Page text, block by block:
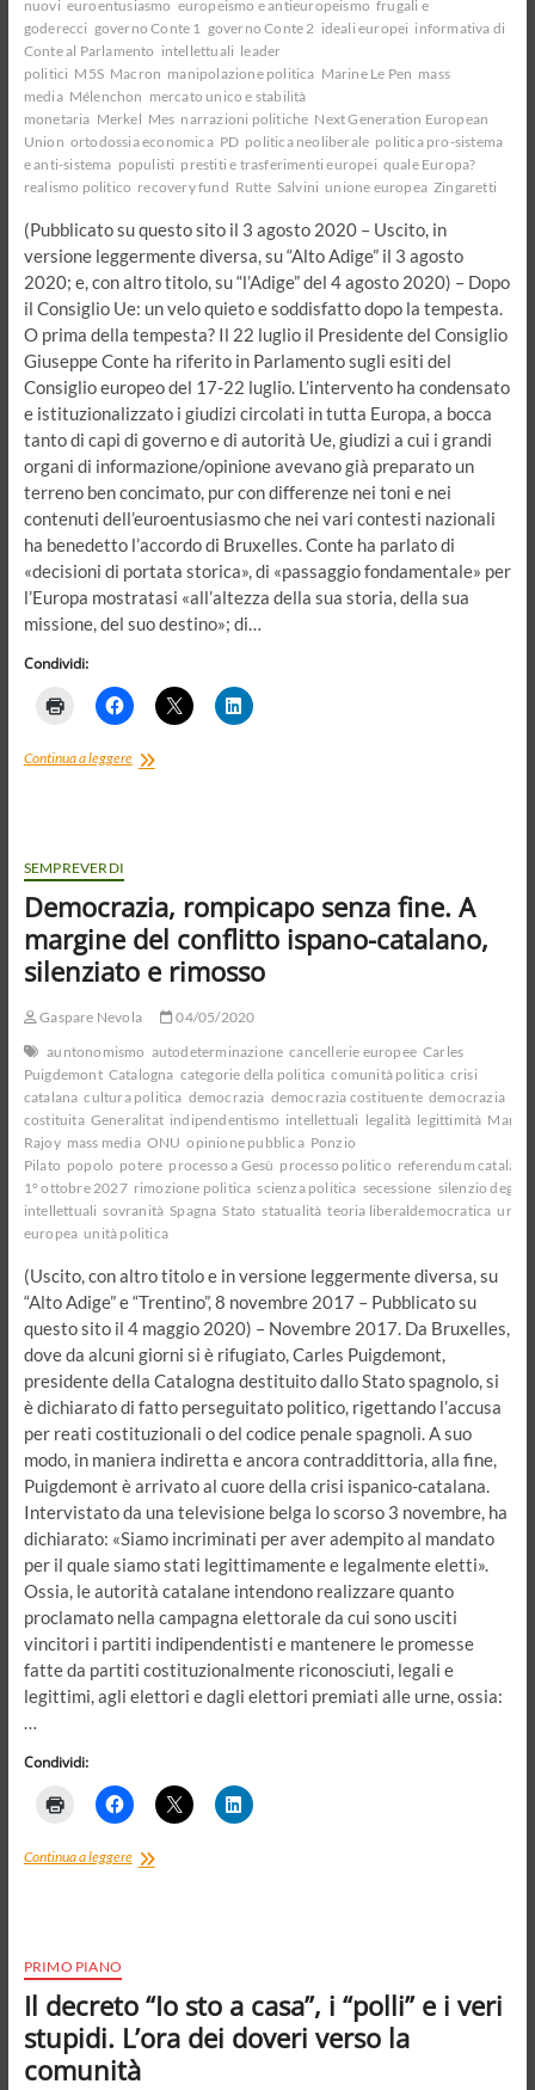
di
Salvini?
nuovi euroentusiasmo europeismo e antieuropeismo frugali e
goderecci governo Conte 1 governo Conte 2 ideali europei informativa di
Conte al Parlamento intellettuali leader
politici M5S Macron manipolazione politica Marine Le Pen mass
media Mélenchon mercato unico e stabilità
monetaria Merkel Mes narrazioni politiche Next Generation European
Union ortodossia economica PD politica neoliberale politica pro-sistema
e anti-sistema populisti prestiti e trasferimenti europei quale Europa?
realismo politico recovery fund Rutte Salvini unione europea Zingaretti
(Pubblicato su questo sito il 3 agosto 2020 – Uscito, in
versione leggermente diversa, su “Alto Adige” il 3 agosto
2020; e, con altro titolo, su “l’Adige” del 4 agosto 2020) – Dopo
il Consiglio Ue: un velo quieto e soddisfatto dopo la tempesta.
O prima della tempesta? Il 22 luglio il Presidente del Consiglio
Giuseppe Conte ha riferito in Parlamento sugli esiti del
Consiglio europeo del 17-22 luglio. L’intervento ha condensato
e istituzionalizzato i giudizi circolati in tutta Europa, a bocca
tanto di capi di governo e di autorità Ue, giudizi a cui i grandi
organi di informazione/opinione avevano già preparato un
terreno ben concimato, pur con differenze nei toni e nei
contenuti dell’euroentusiasmo che nei vari contesti nazionali
ha benedetto l’accordo di Bruxelles. Conte ha parlato di
«decisioni di portata storica», di «passaggio fondamentale» per
l’Europa mostratasi «all’altezza della sua storia, della sua
missione, del suo destino»; di…
Condividi:
Continua a leggereIl
Conte
SEMPREVERDI
Democrazia, rompicapo senza fine. A
margine del conflitto ispano-catalano,
silenziato e rimosso
Gaspare Nevola
04/05/2020
auntonomismo autodeterminazione cancellerie europee Carles
Puigdemont Catalogna categorie della politica comunità politica crisi
catalana cultura politica democrazia democrazia costituente democrazia
costituita Generalitat indipendentismo intellettuali legalità legittimità
Rajoy mass media ONU opinione pubblica Ponzio
Pilato popolo potere processo a Gesù processo politico referendum catalano
1° ottobre 2027 rimozione politica scienza politica secessione silenzio degli
intellettuali sovranità Spagna Stato statualità teoria liberaldemocratica
europea unità politica
(Uscito, con altro titolo e in versione leggermente diversa, su
“Alto Adige” e “Trentino”, 8 novembre 2017 – Pubblicato su
questo sito il 4 maggio 2020) – Novembre 2017. Da Bruxelles,
dove da alcuni giorni si è rifugiato, Carles Puigdemont,
presidente della Catalogna destituito dallo Stato spagnolo, si
è dichiarato di fatto perseguitato politico, rigettando l’accusa
per reati costituzionali o del codice penale spagnoli. A suo
modo, in maniera indiretta e ancora contraddittoria, alla fine,
Puigdemont è arrivato al cuore della crisi ispanico-catalana.
Intervistato da una televisione belga lo scorso 3 novembre, ha
dichiarato: «Siamo incriminati per aver adempito al mandato
per il quale siamo stati legittimamente e legalmente eletti».
Ossia, le autorità catalane intendono realizzare quanto
proclamato nella campagna elettorale da cui sono usciti
vincitori i partiti indipendentisti e mantenere le promesse
fatte da partiti costituzionalmente riconosciuti, legali e
legittimi, agli elettori e dagli elettori premiati alle urne, ossia:
…
Condividi:
Continua a leggereDemocrazia,
conflitto
ispano-
catalano,
silenziato
PRIMO PIANO
Il decreto “Io sto a casa”, i “polli” e i veri
stupidi. L’ora dei doveri verso la
comunità